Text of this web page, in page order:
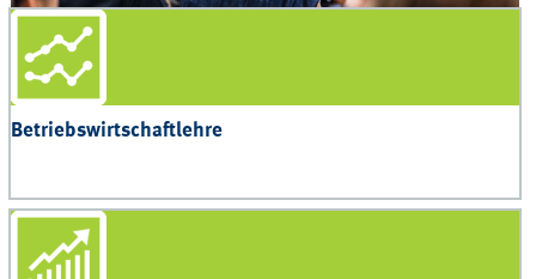
© Fotolia.com - kasto
Betriebswirtschaftlehre